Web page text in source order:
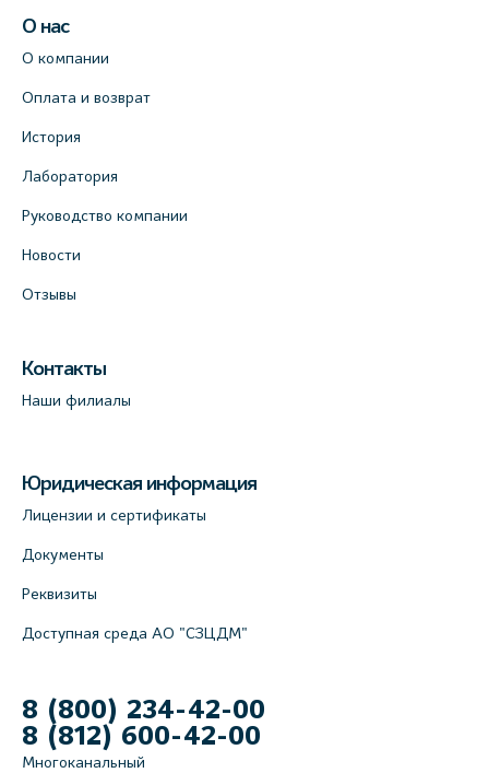
О нас
О компании
Оплата и возврат
История
Лаборатория
Руководство компании
Новости
Отзывы
Контакты
Наши филиалы
Юридическая информация
Лицензии и сертификаты
Документы
Реквизиты
Доступная среда АО "СЗЦДМ"
8 (800) 234-42-00
8 (812) 600-42-00
Многоканальный